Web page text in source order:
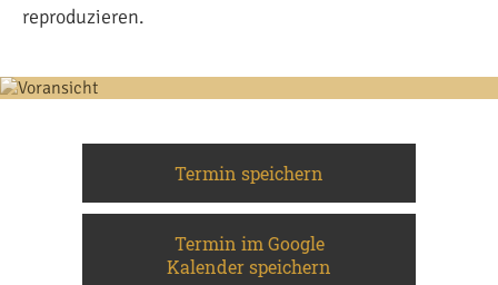
reproduzieren.
Termin speichern
Termin im Google
Kalender speichern